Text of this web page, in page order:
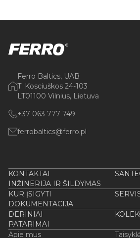
Ferro Baltics, UAB
T. Kosciuškos 24-103
LT01100 Vilnius, Lietuva
+37 063 777 749
ferrobaltics@ferro.pl
KONTAKTAI
INŽINERIJA IR ŠILDYMAS
KUR ĮSIGYTI
DOKUMENTACIJA
DERINIAI
PATARIMAI
Apie mus